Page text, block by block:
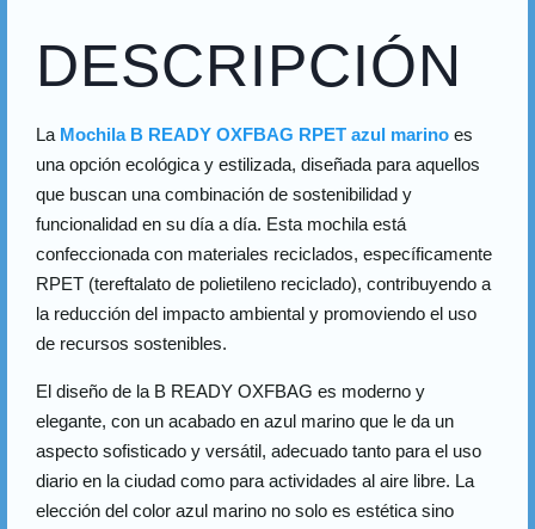
DESCRIPCIÓN
La Mochila B READY OXFBAG RPET azul marinoes
una opción ecológica y estilizada, diseñada para aquellos
que buscan una combinación de sostenibilidad y
funcionalidad en su día a día. Esta mochila está
confeccionada con materiales reciclados, específicamente
RPET (tereftalato de polietileno reciclado), contribuyendo a
la reducción del impacto ambiental y promoviendo el uso
de recursos sostenibles.
El diseño de la B READY OXFBAG es moderno y
elegante, con un acabado en azul marino que le da un
aspecto sofisticado y versátil, adecuado tanto para el uso
diario en la ciudad como para actividades al aire libre. La
elección del color azul marino no solo es estética sino